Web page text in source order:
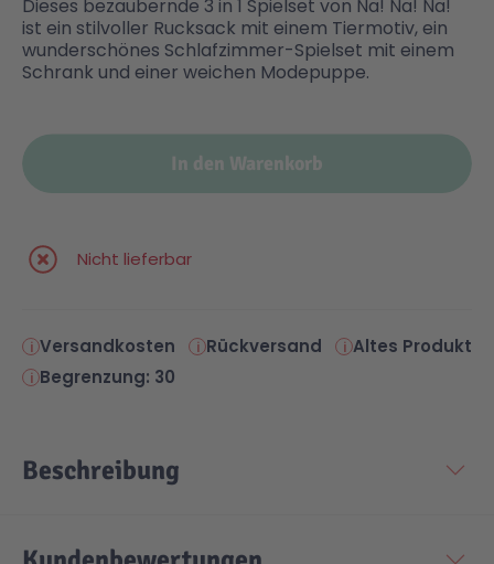
Malen & Zeichnen
Marvel™ Super Heroes
Minifiguren
NINJAGO®
Speed Champions
Super Mario
Technic
Knights
Sports Action
VW
Wiltopia
Cars
Spiel-Ei
Dieses bezaubernde 3 in 1 Spielset von Na! Na! Na!
ist ein stilvoller Rucksack mit einem Tiermotiv, ein
wunderschönes Schlafzimmer-Spielset mit einem
Schrank und einer weichen Modepuppe.
In den Warenkorb
Nicht lieferbar
Versandkosten Rückversand
Altes Produkt
Begrenzung: 30
Beschreibung